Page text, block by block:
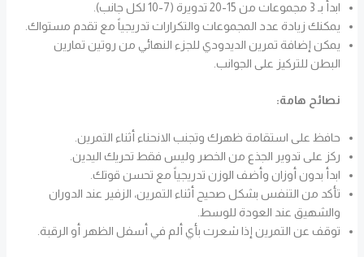
ابدأ بـ 3 مجموعات من 15-20 تدويرة (7-10 لكل جانب).
يمكنك زيادة عدد المجموعات والتكرارات تدريجياً مع تقدم مستواك.
يمكن إضافة تمرين الديدودي للجزء النهائي من روتين تمارين
البطن للتركيز على الجوانب.
نصائح هامة:
حافظ على استقامة ظهرك وتجنب الانحناء أثناء التمرين.
ركز على تدوير الجذع من الخصر وليس فقط تحريك اليدين.
ابدأ بدون أوزان وأضف الوزن تدريجياً مع تحسن قوتك.
تأكد من التنفس بشكل صحيح أثناء التمرين، الزفير عند الدوران
والشهيق عند العودة للوسط.
توقف عن التمرين إذا شعرت بأي ألم في أسفل الظهر أو الرقبة.